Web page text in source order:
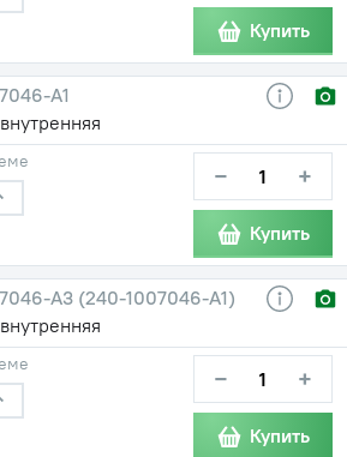
Купить
А1
− +
Купить
А3 (240-1007046-А1)
− +
Купить